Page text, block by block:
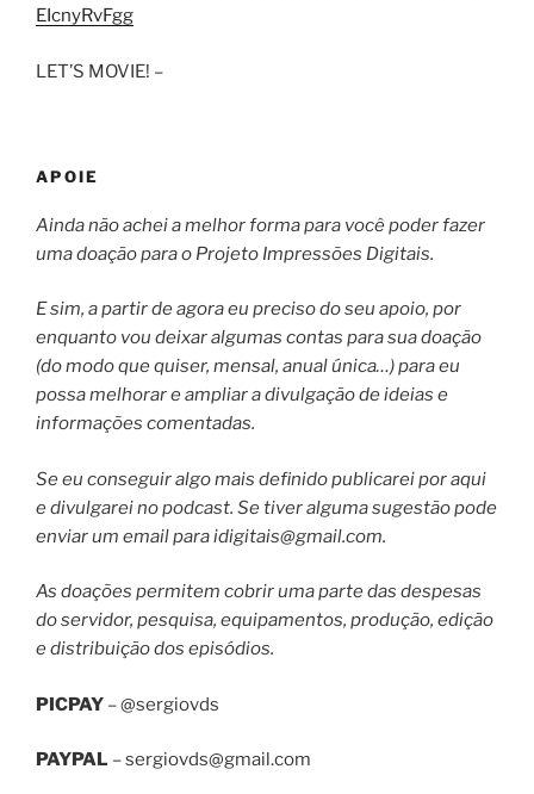
EIcnyRvFgg
LET’S MOVIE! –
APOIE
Ainda não achei a melhor forma para você poder fazer
uma doação para o Projeto Impressões Digitais.
E sim, a partir de agora eu preciso do seu apoio, por
enquanto vou deixar algumas contas para sua doação
(do modo que quiser, mensal, anual única…) para eu
possa melhorar e ampliar a divulgação de ideias e
informações comentadas.
Se eu conseguir algo mais definido publicarei por aqui
e divulgarei no podcast. Se tiver alguma sugestão pode
enviar um email paraidigitais@gmail.com.
As doações permitem cobrir uma parte das despesas
do servidor, pesquisa, equipamentos, produção, edição
e distribuição dos episódios.
PICPAY – @sergiovds
PAYPAL –sergiovds@gmail.com